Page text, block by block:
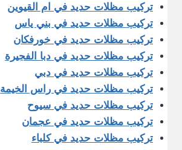
تركيب مظلات حديد في ام القيوين
تركيب مظلات حديد في بني ياس
تركيب مظلات حديد في خورفكان
تركيب مظلات حديد في دبا الفجيرة
تركيب مظلات حديد في دبي
تركيب مظلات حديد في راس الخيمة
تركيب مظلات حديد في سيوح
تركيب مظلات حديد في عجمان
تركيب مظلات حديد في كلباء